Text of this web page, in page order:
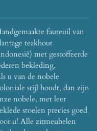
fauteuil van
teakhout
met gestoffeerde
bekleding.
u van de nobele
stijl houdt, dan zijn
nobele, met leer
stoelen precies goed
u! Alle zitmeubelen